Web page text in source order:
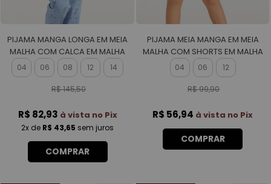
PIJAMA MANGA LONGA EM MEIA
MALHA COM CALCA EM MALHA
ROTATIVA FEMININO
04 06 08 12 14
R$ 145,50
R$ 82,93 à vista no Pix
2x de R$ 43,65 sem juros
COMPRAR
PIJAMA MEIA MANGA EM MEIA
MALHA COM SHORTS EM MALHA
ROTATIVA FEMININO
04 06 12
R$ 99,90
R$ 56,94 à vista no Pix
COMPRAR